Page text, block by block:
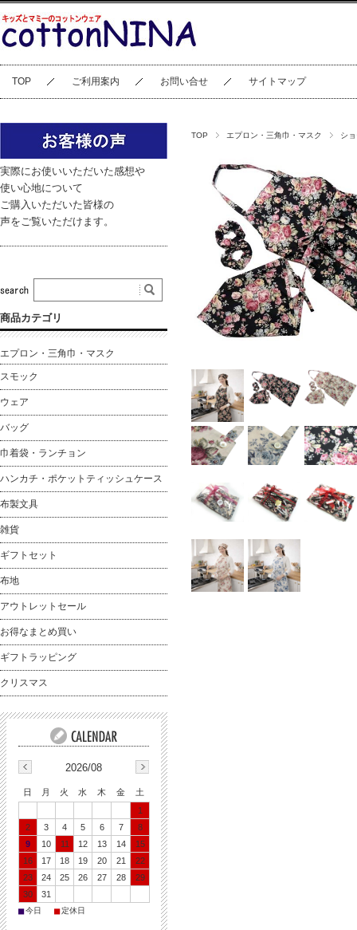
TOP ご利用案内 お問い合せ サイトマップ
TOP エプロン・三角巾・マスク シ
実際にお使いいただいた感想や
使い心地について
ご購入いただいた皆様の
声をご覧いただけます。
商品カテゴリ
エプロン・三角巾・マスク
スモック
ウェア
バッグ
巾着袋・ランチョン
ハンカチ・ポケットティッシュケース
布製文具
雑貨
ギフトセット
布地
アウトレットセール
お得なまとめ買い
ギフトラッピング
クリスマス
2026/08
日 月 火 水 木 金
土
1
2
3 4 5 6 7
8
9
10 11 12 13 14
15
16
17 18 19 20 21
22
23
24 25 26 27 28
29
30
31
■今日 ■定休日